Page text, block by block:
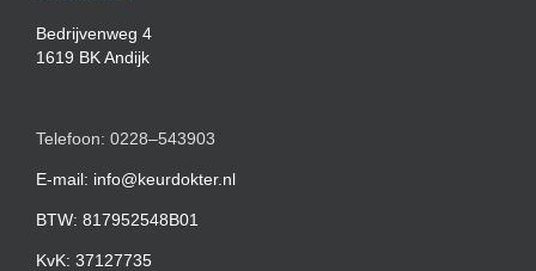
Bedrijvenweg 4
1619 BK Andijk
Telefoon: 0228–543903
E-mail: info@keurdokter.nl
BTW: 817952548B01
KvK: 37127735